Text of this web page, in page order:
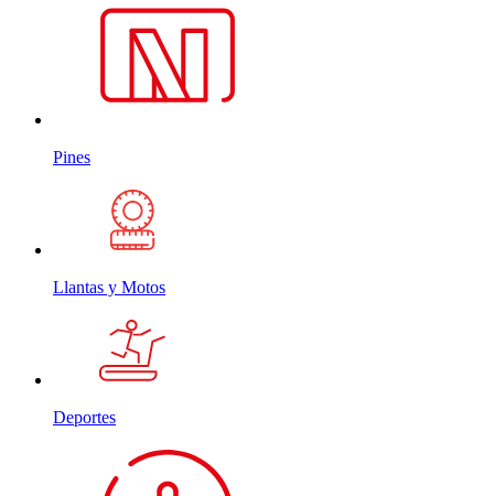
Pines
Llantas y Motos
Deportes